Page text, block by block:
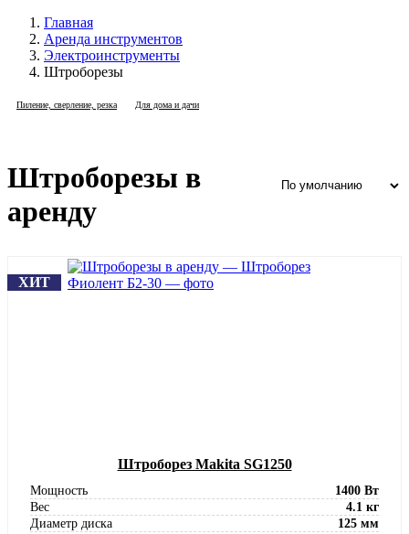
Главная
Аренда инструментов
Электроинструменты
Штроборезы
Пиление, сверление, резка Для дома и дачи
Штроборезы в
аренду
ХИТ
Штроборез Makita SG1250
Мощность
1400 Вт
Вес
4.1 кг
Диаметр диска
125 мм